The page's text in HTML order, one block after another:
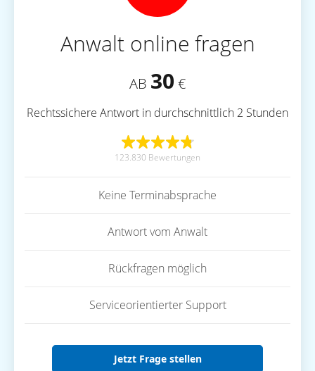
Anwalt online fragen
AB 30 €
Rechtssichere Antwort in durchschnittlich 2 Stunden
123.830 Bewertungen
Keine Terminabsprache
Antwort vom Anwalt
Rückfragen möglich
Serviceorientierter Support
Jetzt Frage stellen